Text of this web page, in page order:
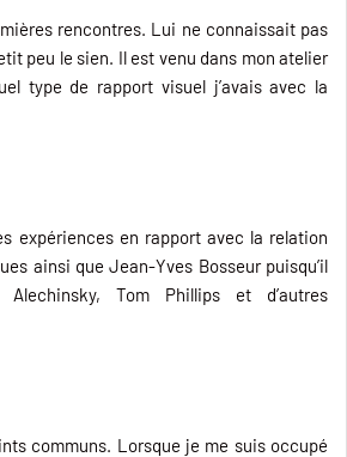
rencontres. Lui ne connaissait pas
peu le sien. Il est venu dans mon atelier
type de rapport visuel j’avais avec la
expériences en rapport avec la relation
ainsi que Jean-Yves Bosseur puisqu’il
Tom Phillips et d’autres
communs. Lorsque je me suis occupé